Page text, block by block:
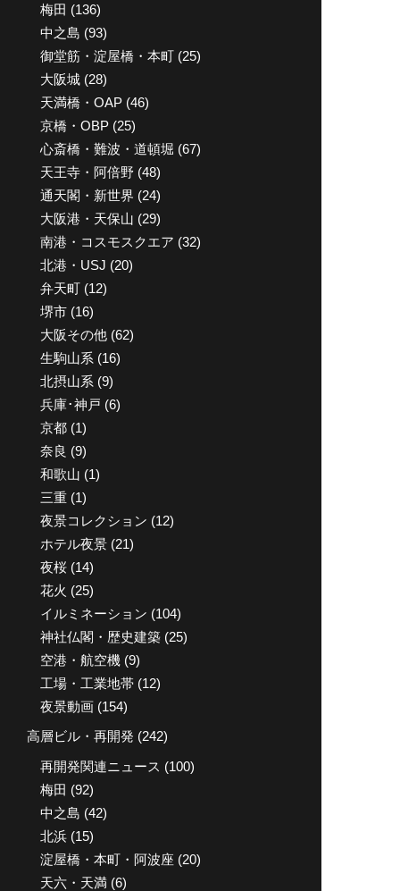
梅田 (136)
中之島 (93)
御堂筋・淀屋橋・本町 (25)
大阪城 (28)
天満橋・OAP (46)
京橋・OBP (25)
心斎橋・難波・道頓堀 (67)
天王寺・阿倍野 (48)
通天閣・新世界 (24)
大阪港・天保山 (29)
南港・コスモスクエア (32)
北港・USJ (20)
弁天町 (12)
堺市 (16)
大阪その他 (62)
生駒山系 (16)
北摂山系 (9)
兵庫･神戸 (6)
京都 (1)
奈良 (9)
和歌山 (1)
三重 (1)
夜景コレクション (12)
ホテル夜景 (21)
夜桜 (14)
花火 (25)
イルミネーション (104)
神社仏閣・歴史建築 (25)
空港・航空機 (9)
工場・工業地帯 (12)
夜景動画 (154)
高層ビル・再開発 (242)
再開発関連ニュース (100)
梅田 (92)
中之島 (42)
北浜 (15)
淀屋橋・本町・阿波座 (20)
天六・天満 (6)